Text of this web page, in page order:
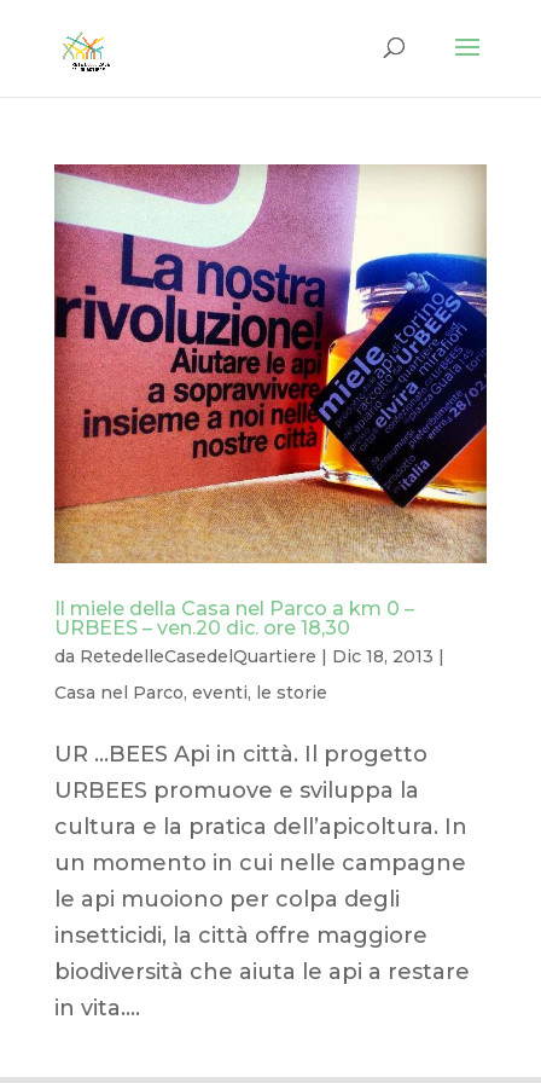
Il miele della Casa nel Parco a km 0 –
URBEES – ven.20 dic. ore 18,30
da RetedelleCasedelQuartiere | Dic 18, 2013 |
Casa nel Parco, eventi, le storie
UR …BEES Api in città. Il progetto
URBEES promuove e sviluppa la
cultura e la pratica dell’apicoltura. In
un momento in cui nelle campagne
le api muoiono per colpa degli
insetticidi, la città offre maggiore
biodiversità che aiuta le api a restare
in vita....